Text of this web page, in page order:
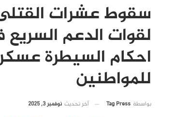
سقوط عشرات
لقوات الدعم
احكام السيطرة
للمواطنين
بواسطة Tag Press آخر تحديث نوفمبر 3, 2025